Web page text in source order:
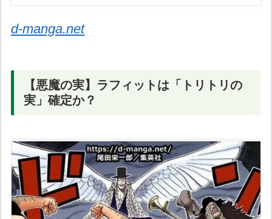
d-manga.net
【悪魔の実】ラフィットは「トリトリの
実」確定か？